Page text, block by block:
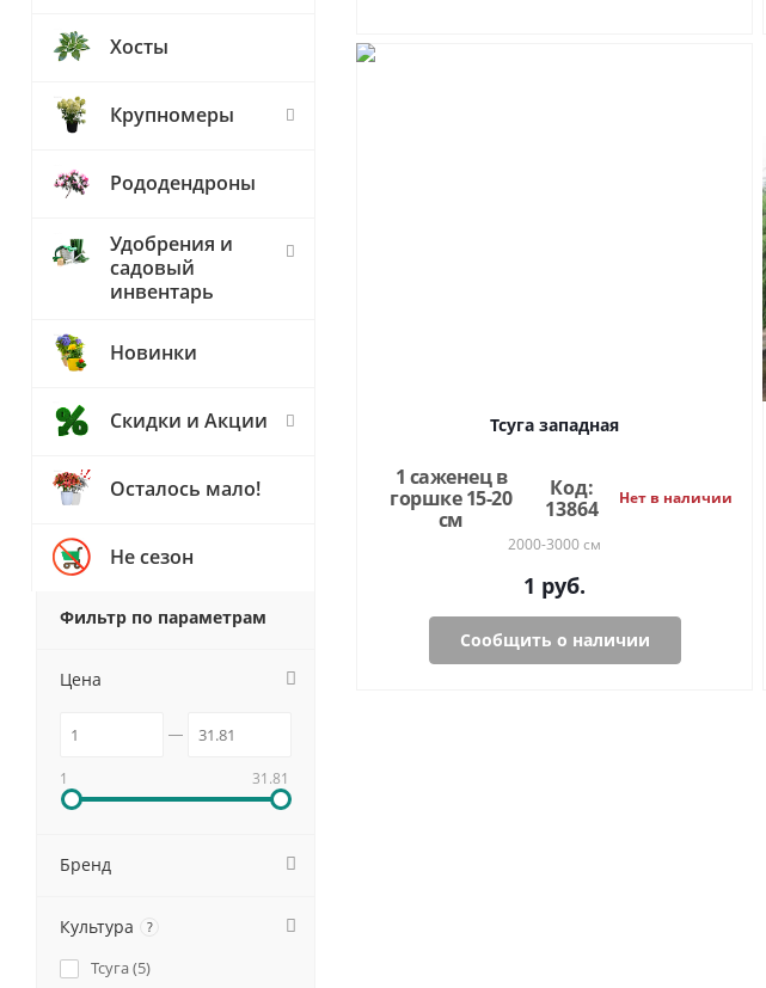
Тсуга западная
1 саженец в
горшке 15-20
см
Код:
13864
Нет в наличии
2000-3000 см
1 руб.
Сообщить о наличии
Хосты
Крупномеры
Рододендроны
Удобрения и
садовый
инвентарь
Новинки
Скидки и Акции
Осталось мало!
Не сезон
Фильтр по параметрам
Цена
1 31.81
Бренд
Культура ?
Тсуга (5)